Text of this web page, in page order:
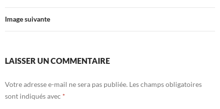
Image suivante
LAISSER UN COMMENTAIRE
Votre adresse e-mail ne sera pas publiée. Les champs obligatoires
sont indiqués avec *